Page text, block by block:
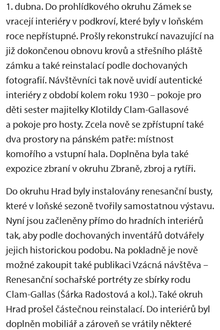
1. dubna. Do prohlídkového okruhu Zámek se
vracejí interiéry v podkroví, které byly v loňském
roce nepřístupné. Prošly rekonstrukcí navazující na
již dokončenou obnovu krovů a střešního pláště
zámku a také reinstalací podle dochovaných
fotografií. Návštěvníci tak nově uvidí autentické
interiéry z období kolem roku 1930 – pokoje pro
děti sester majitelky Klotildy Clam-Gallasové
a pokoje pro hosty. Zcela nově se zpřístupní také
dva prostory na pánském patře: místnost
komořího a vstupní hala. Doplněna byla také
expozice zbraní v okruhu Zbraně, zbroj a rytíři.
Do okruhu Hrad byly instalovány renesanční busty,
které v loňské sezoně tvořily samostatnou výstavu.
Nyní jsou začleněny přímo do hradních interiérů
tak, aby podle dochovaných inventářů dotvářely
jejich historickou podobu. Na pokladně je nově
možné zakoupit také publikaci Vzácná návštěva –
Renesanční sochařské portréty ze sbírky rodu
Clam-Gallas (Šárka Radostová a kol.). Také okruh
Hrad prošel částečnou reinstalací. Do interiérů byl
doplněn mobiliář a zároveň se vrátily některé